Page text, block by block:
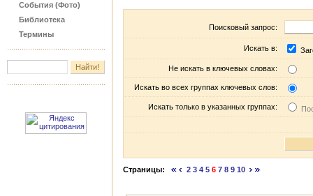
События (Фото)
Библиотека
Термины
Поисковый запрос:
Искать в:
Не искать в ключевых словах:
Искать во всех группах ключевых слов:
Искать только в указанных группах:
Страницы: 2 3 4 5 6 7 8 9 10